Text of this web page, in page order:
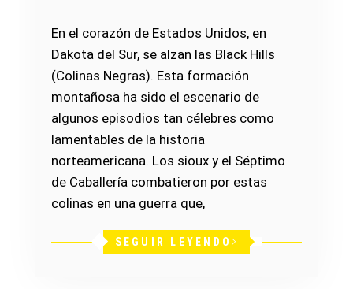
En el corazón de Estados Unidos, en
Dakota del Sur, se alzan las Black Hills
(Colinas Negras). Esta formación
montañosa ha sido el escenario de
algunos episodios tan célebres como
lamentables de la historia
norteamericana. Los sioux y el Séptimo
de Caballería combatieron por estas
colinas en una guerra que,
SEGUIR LEYENDO